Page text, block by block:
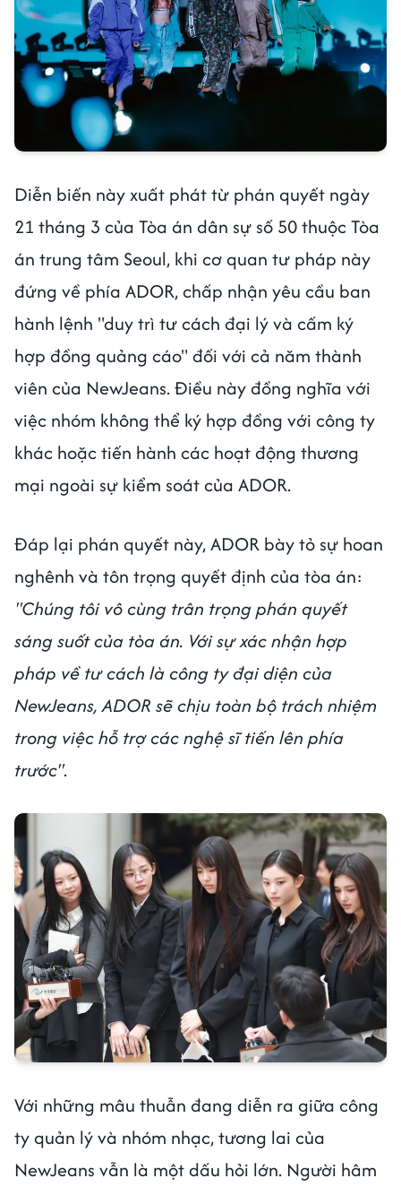
Diễn biến này xuất phát từ phán quyết ngày
21 tháng 3 của Tòa án dân sự số 50 thuộc Tòa
án trung tâm Seoul, khi cơ quan tư pháp này
đứng về phía ADOR, chấp nhận yêu cầu ban
hành lệnh "duy trì tư cách đại lý và cấm ký
hợp đồng quảng cáo" đối với cả năm thành
viên của NewJeans. Điều này đồng nghĩa với
việc nhóm không thể ký hợp đồng với công ty
khác hoặc tiến hành các hoạt động thương
mại ngoài sự kiểm soát của ADOR.
Đáp lại phán quyết này, ADOR bày tỏ sự hoan
nghênh và tôn trọng quyết định của tòa án:
"Chúng tôi vô cùng trân trọng phán quyết
sáng suốt của tòa án. Với sự xác nhận hợp
pháp về tư cách là công ty đại diện của
NewJeans, ADOR sẽ chịu toàn bộ trách nhiệm
trong việc hỗ trợ các nghệ sĩ tiến lên phía
trước".
Với những mâu thuẫn đang diễn ra giữa công
ty quản lý và nhóm nhạc, tương lai của
NewJeans vẫn là một dấu hỏi lớn. Người hâm